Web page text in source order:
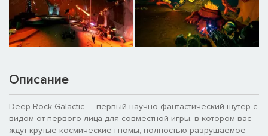
Описание
Deep Rock Galactic — первый научно-фантастический шутер с
видом от первого лица для совместной игры, в котором вас
ждут крутые космические гномы, полностью разрушаемое